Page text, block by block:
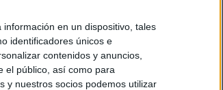
en un dispositivo, tales
identificadores únicos e
contenidos y anuncios,
el público, así como para
y nuestros socios podemos utilizar